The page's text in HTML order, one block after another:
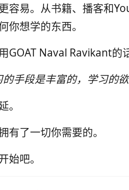
容易。从书籍、播客和
你想学的东西。
GOAT Naval Ravikant的
的手段是丰富的，学习的
。
有了一切你需要的。
始吧。